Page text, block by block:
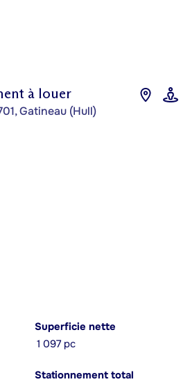
à louer
Gatineau (Hull)
Superficie nette
1 097 pc
Stationnement total